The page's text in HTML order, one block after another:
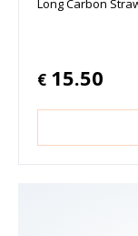
€ 15.50